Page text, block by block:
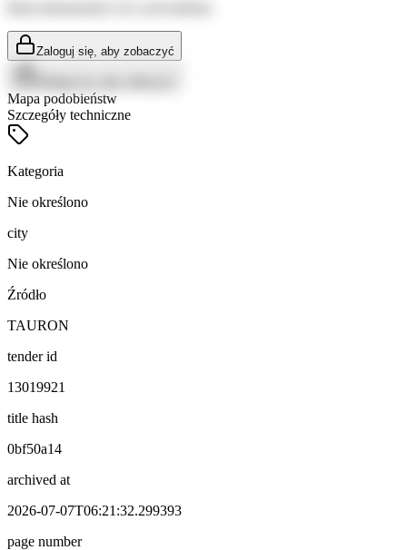
Zaloguj się, aby zobaczyć
Mapa podobieństw
Szczegóły techniczne
Kategoria
Nie określono
city
Nie określono
Źródło
TAURON
tender id
13019921
title hash
0bf50a14
archived at
2026-07-07T06:21:32.299393
page number